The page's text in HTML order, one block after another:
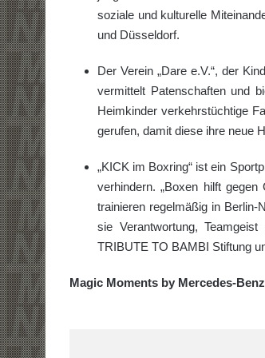
soziale und kulturelle
und Düsseldorf.
Der Verein „Dare e.V.“, der
vermittelt Patenschaften und
Heimkinder verkehrstüchtige
gerufen, damit diese ihre neue
„KICK im Boxring“ ist ein
verhindern. „Boxen hilft
trainieren regelmäßig in Berlin-
sie Verantwortung,
TRIBUTE TO BAMBI Stiftung
Magic Moments by Mercedes-Benz